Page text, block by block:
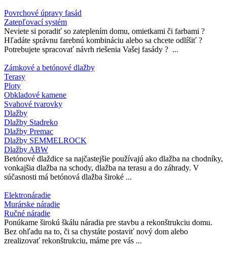
Povrchové úpravy fasád
Zatepľovací systém
Neviete si poradiť so zateplením domu, omietkami či farbami ?
Hľadáte správnu farebnú kombináciu alebo sa chcete odlíšiť ?
Potrebujete spracovať návrh riešenia Vašej fasády ? ...
Zámkové a betónové dlažby
Terasy
Ploty
Obkladové kamene
Svahové tvarovky
Dlažby
Dlažby Stadreko
Dlažby Premac
Dlažby SEMMELROCK
Dlažby ABW
Betónové dlaždice sa najčastejšie používajú ako dlažba na chodníky,
vonkajšia dlažba na schody, dlažba na terasu a do záhrady. V
súčasnosti má betónová dlažba široké ...
Elektronáradie
Murárske náradie
Ručné náradie
Ponúkame širokú škálu náradia pre stavbu a rekonštrukciu domu.
Bez ohľadu na to, či sa chystáte postaviť nový dom alebo
zrealizovať rekonštrukciu, máme pre vás ...